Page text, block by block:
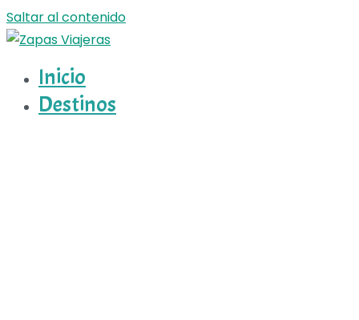
Saltar al contenido
Zapas Viajeras
Zapas Viajeras viajes y escapadas pa que te copies
Inicio
Destinos